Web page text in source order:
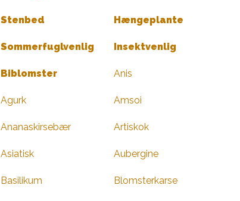
Stenbed Hængeplante
Sommerfuglvenlig Insektvenlig
Biblomster Anis
Agurk Amsoi
Ananaskirsebær Artiskok
Asiatisk Aubergine
Basilikum Blomsterkarse